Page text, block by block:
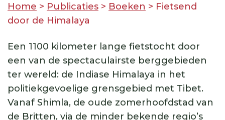
Home > Publicaties > Boeken > Fietsend
door de Himalaya
Een 1100 kilometer lange fietstocht door
een van de spectaculairste berggebieden
ter wereld: de Indiase Himalaya in het
politiekgevoelige grensgebied met Tibet.
Vanaf Shimla, de oude zomerhoofdstad van
de Britten, via de minder bekende regio’s